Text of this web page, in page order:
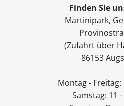
Finden Sie
Martinipark,
(Zufahrt über
86153
Montag - Freitag:
Samstag: 11